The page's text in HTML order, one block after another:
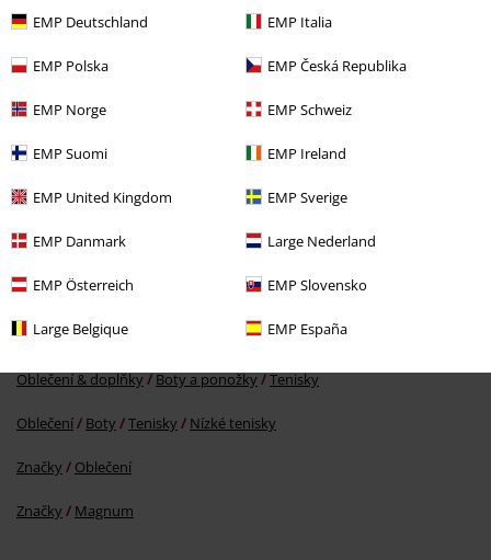
EMP Deutschland EMP Italia
EMP Polska EMP Česká Republika
EMP Norge EMP Schweiz
EMP Suomi EMP Ireland
EMP United Kingdom EMP Sverige
EMP Danmark Large Nederland
EMP Österreich EMP Slovensko
Large Belgique EMP España
Výprodej % Boty
Oblečení & doplňky Boty a ponožky Tenisky
Oblečení Boty Tenisky Nízké tenisky
Značky Oblečení
Značky Magnum